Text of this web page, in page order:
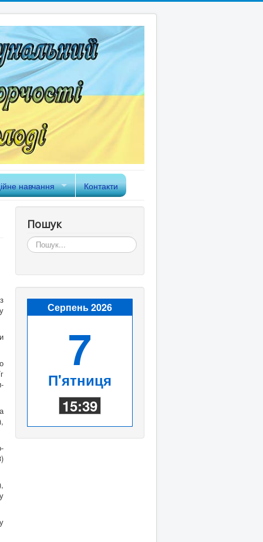
навчання Контакти
Пошук
Пошук...
Серпень 2026
7
П'ятниця
15:39